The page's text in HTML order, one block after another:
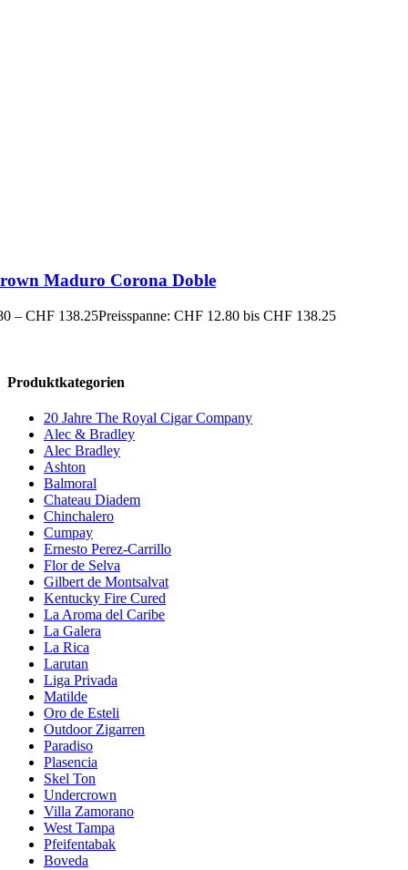
Maduro Corona Doble
– CHF 138.25Preisspanne: CHF 12.80 bis CHF 138.25
Produktkategorien
20 Jahre The Royal Cigar Company
Alec & Bradley
Alec Bradley
Ashton
Balmoral
Chateau Diadem
Chinchalero
Cumpay
Ernesto Perez-Carrillo
Flor de Selva
Gilbert de Montsalvat
Kentucky Fire Cured
La Aroma del Caribe
La Galera
La Rica
Larutan
Liga Privada
Matilde
Oro de Esteli
Outdoor Zigarren
Paradiso
Plasencia
Skel Ton
Undercrown
Villa Zamorano
West Tampa
Pfeifentabak
Boveda